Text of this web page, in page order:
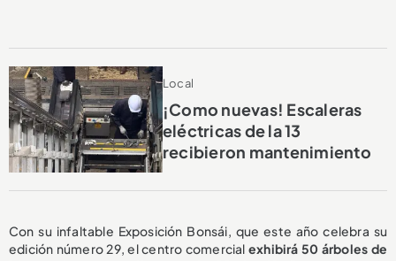
Local
¡Como nuevas! Escaleras
eléctricas de la 13
recibieron mantenimiento
Con su infaltable Exposición Bonsái, que este año celebra su
edición número 29, el centro comercial exhibirá 50 árboles de